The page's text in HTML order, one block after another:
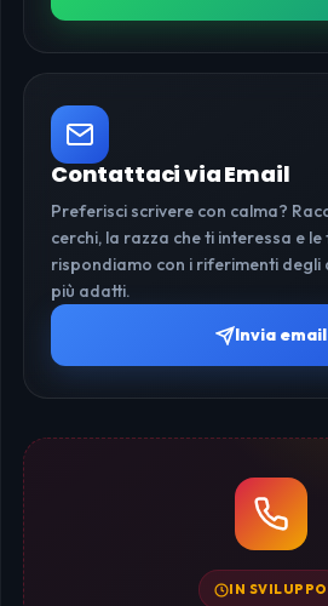
Contattaci via Email
Preferisci scrivere con calma?
cerchi, la razza che ti interessa e le
rispondiamo con i riferimenti degli
più adatti.
Invia email
IN SVILUPPO